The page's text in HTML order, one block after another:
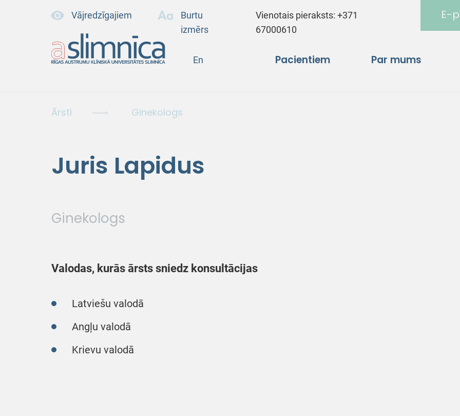
Vājredzīgajiem
Burtu
izmērs
Vienotais pieraksts:+371
67000610
E-
En Pacientiem Par mums
Ārsti Ginekologs
Juris Lapidus
Ginekologs
Valodas, kurās ārsts sniedz konsultācijas
Latviešu valodā
Angļu valodā
Krievu valodā